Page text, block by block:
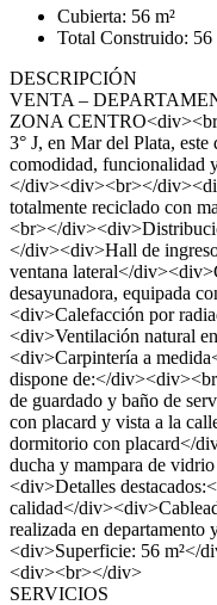
Cubierta: 56 m²
Total Construido: 56
DESCRIPCIÓN
VENTA –
ZONA
3° J, en Mar del Plata,
comodidad, funcionalidad
</div><div><br></
totalmente reciclado con
<br></
</div><div>Hall de
ventana lateral</
desayunadora, equipada
<div>Calefacción por
<div>Ventilación natural
<div>Carpintería a
dispone de:</
de guardado y baño de
con placard y vista a la
dormitorio con placard</
ducha y mampara de
<div>Detalles
calidad</
realizada en
<div>Superficie: 56 m²</
<div><br></div>
SERVICIOS